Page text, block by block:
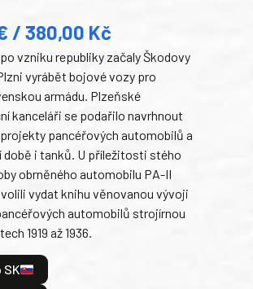
/ 380,00 Kč
vzniku republiky začaly Škodovy
vyrábět bojové vozy pro
armádu. Plzeňské
kanceláři se podařilo navrhnout
pancéřových automobilů a
době i tanků. U příležitosti stého
obrněného automobilu PA-II
vydat knihu věnovanou vývoji
automobilů strojírnou
1919 až 1936.
SK